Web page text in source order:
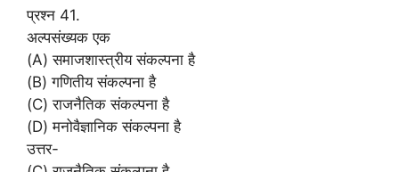
प्रश्न 41.
अल्पसंख्यक एक
(A) समाजशास्त्रीय संकल्पना है
(B) गणितीय संकल्पना है
(C) राजनैतिक संकल्पना है
(D) मनोवैज्ञानिक संकल्पना है
उत्तर-